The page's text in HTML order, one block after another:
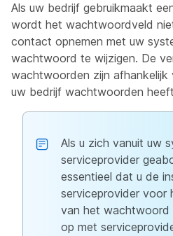
Als uw bedrijf gebruikmaakt
wordt het wachtwoordveld
contact opnemen met uw
wachtwoord te wijzigen. De
wachtwoorden zijn afhankelijk
uw bedrijf wachtwoorden
Als u zich vanuit uw
serviceprovider
essentieel dat u de
serviceprovider voor
van het
op met